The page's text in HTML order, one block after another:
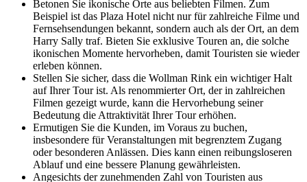
Betonen Sie ikonische Orte aus beliebten Filmen. Zum
Beispiel ist das Plaza Hotel nicht nur für zahlreiche Filme und
Fernsehsendungen bekannt, sondern auch als der Ort, an dem
Harry Sally traf. Bieten Sie exklusive Touren an, die solche
ikonischen Momente hervorheben, damit Touristen sie wieder
erleben können.
Stellen Sie sicher, dass die Wollman Rink ein wichtiger Halt
auf Ihrer Tour ist. Als renommierter Ort, der in zahlreichen
Filmen gezeigt wurde, kann die Hervorhebung seiner
Bedeutung die Attraktivität Ihrer Tour erhöhen.
Ermutigen Sie die Kunden, im Voraus zu buchen,
insbesondere für Veranstaltungen mit begrenztem Zugang
oder besonderen Anlässen. Dies kann einen reibungsloseren
Ablauf und eine bessere Planung gewährleisten.
Angesichts der zunehmenden Zahl von Touristen aus